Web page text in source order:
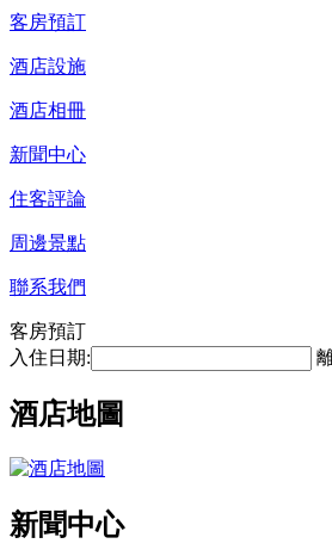
客房預訂
酒店設施
酒店相冊
新聞中心
住客評論
周邊景點
聯系我們
客房預訂
入住日期:
酒店地圖
新聞中心